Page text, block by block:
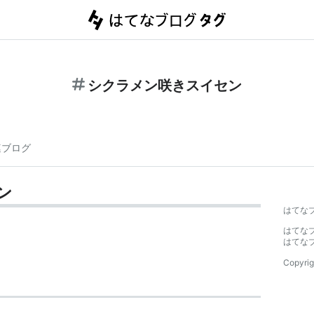
シクラメン咲きスイセン
ログ
はてな
はてな
はてな